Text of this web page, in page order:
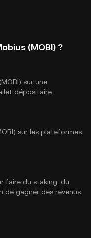
(MOBI) ?
sur une
dépositaire.
sur les plateformes
faire du staking, du
de gagner des revenus